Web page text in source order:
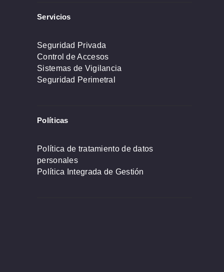
Servicios
Seguridad Privada
Control de Accesos
Sistemas de Vigilancia
Seguridad Perimetral
Políticas
Política de tratamiento de datos
personales
Política Integrada de Gestión